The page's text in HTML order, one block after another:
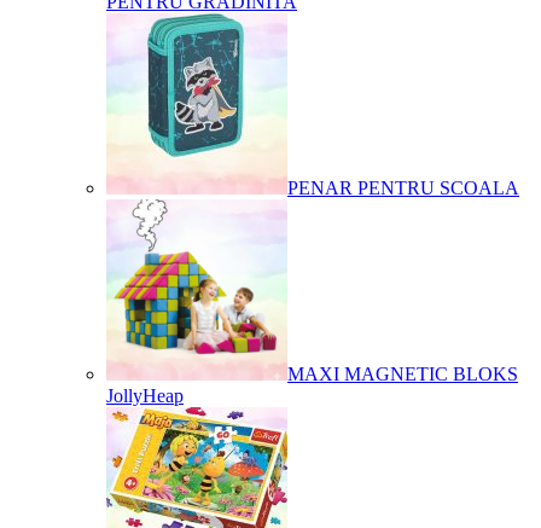
PENAR PENTRU SCOALA
MAXI MAGNETIC BLOKS
JollyHeap